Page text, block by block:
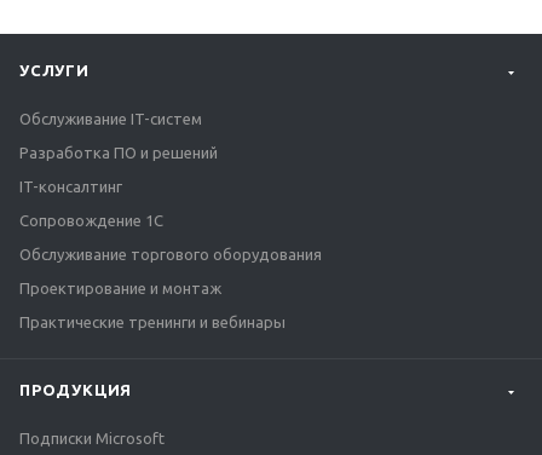
УСЛУГИ
Обслуживание IT-систем
Разработка ПО и решений
IT-консалтинг
Сопровождение 1С
Обслуживание торгового оборудования
Проектирование и монтаж
Практические тренинги и вебинары
ПРОДУКЦИЯ
Подписки Microsoft